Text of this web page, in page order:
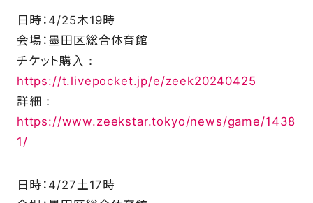
スクール体験・入会希望
FAQ
日時：4/25木19時
会場：墨田区総合体育館
チケット購入：
https://t.livepocket.jp/e/zeek20240425
詳細：
https://www.zeekstar.tokyo/news/game/1438
1/
日時：4/27土17時